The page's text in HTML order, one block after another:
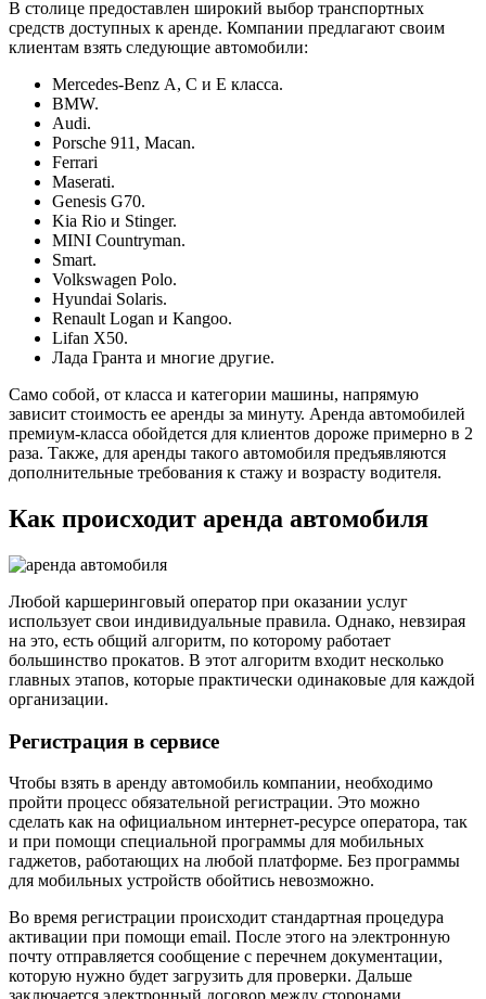
В столице предоставлен широкий выбор транспортных
средств доступных к аренде. Компании предлагают своим
клиентам взять следующие автомобили:
Mercedes-Benz А, С и E класса.
BMW.
Audi.
Porsche 911, Macan.
Ferrari
Maserati.
Genesis G70.
Kia Rio и Stinger.
MINI Countryman.
Smart.
Volkswagen Polo.
Hyundai Solaris.
Renault Logan и Kangoo.
Lifan X50.
Лада Гранта и многие другие.
Само собой, от класса и категории машины, напрямую
зависит стоимость ее аренды за минуту. Аренда автомобилей
премиум-класса обойдется для клиентов дороже примерно в 2
раза. Также, для аренды такого автомобиля предъявляются
дополнительные требования к стажу и возрасту водителя.
Как происходит аренда автомобиля
Любой каршеринговый оператор при оказании услуг
использует свои индивидуальные правила. Однако, невзирая
на это, есть общий алгоритм, по которому работает
большинство прокатов. В этот алгоритм входит несколько
главных этапов, которые практически одинаковые для каждой
организации.
Регистрация в сервисе
Чтобы взять в аренду автомобиль компании, необходимо
пройти процесс обязательной регистрации. Это можно
сделать как на официальном интернет-ресурсе оператора, так
и при помощи специальной программы для мобильных
гаджетов, работающих на любой платформе. Без программы
для мобильных устройств обойтись невозможно.
Во время регистрации происходит стандартная процедура
активации при помощи email. После этого на электронную
почту отправляется сообщение с перечнем документации,
которую нужно будет загрузить для проверки. Дальше